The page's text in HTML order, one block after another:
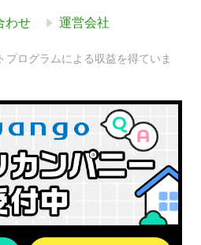
わせ 運営会社
ログラムによる収益を得ていま